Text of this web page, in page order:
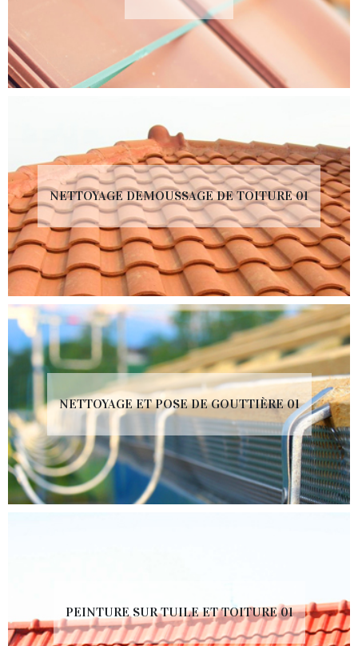
NETTOYAGE DEMOUSSAGE DE TOITURE 01
NETTOYAGE ET POSE DE GOUTTIÈRE 01
PEINTURE SUR TUILE ET TOITURE 01